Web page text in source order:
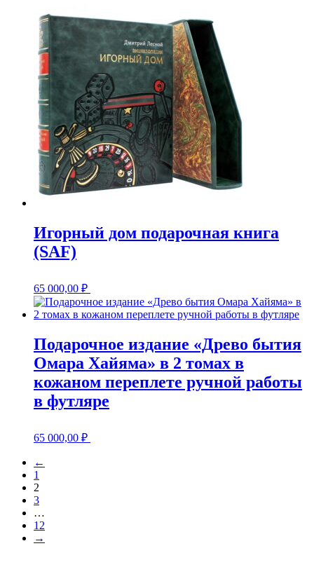
Игорный дом подарочная книга
(SAF)
65 000,00 ₽
Подарочное издание «Древо бытия
Омара Хайяма» в 2 томах в
кожаном переплете ручной работы
в футляре
65 000,00 ₽
←
1
2
3
…
12
→